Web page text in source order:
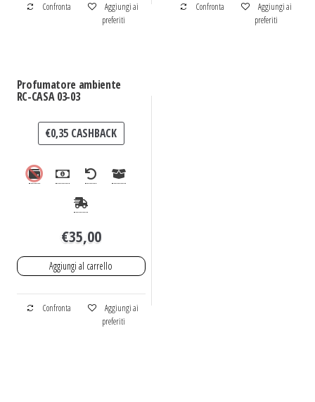
Confronta
Aggiungi ai
preferiti
Confronta
Aggiungi ai
preferiti
Profumatore ambiente
RC-CASA 03-03
€0,35 CASHBACK
€35,00
Aggiungi al carrello
Confronta
Aggiungi ai
preferiti